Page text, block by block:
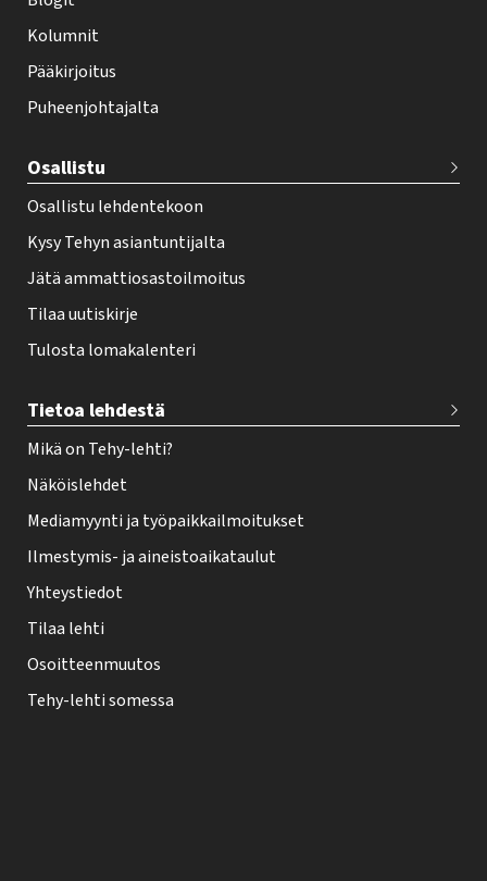
f
o
t
r
Kolumnit
Pääkirjoitus
Puheenjohtajalta
Osallistu
Osallistu lehdentekoon
Kysy Tehyn asiantuntijalta
Jätä ammattiosastoilmoitus
Tilaa uutiskirje
Tulosta lomakalenteri
Tietoa lehdestä
Mikä on Tehy-lehti?
Näköislehdet
Mediamyynti ja työpaikkailmoitukset
Ilmestymis- ja aineistoaikataulut
Yhteystiedot
Tilaa lehti
Osoitteenmuutos
Tehy-lehti somessa